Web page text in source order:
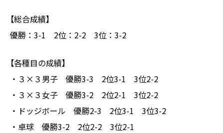
【総合成績】
優勝：3-1 2位：2-2 3位：3-2
【各種目の成績】
・３×３男子 優勝3-3 2位3-1 3位2-2
・３×３女子 優勝3-2 2位2-1 3位2-2
・ドッジボール 優勝2-3 2位3-1 3位3-2
・卓球 優勝3-2 2位2-2 3位2-1